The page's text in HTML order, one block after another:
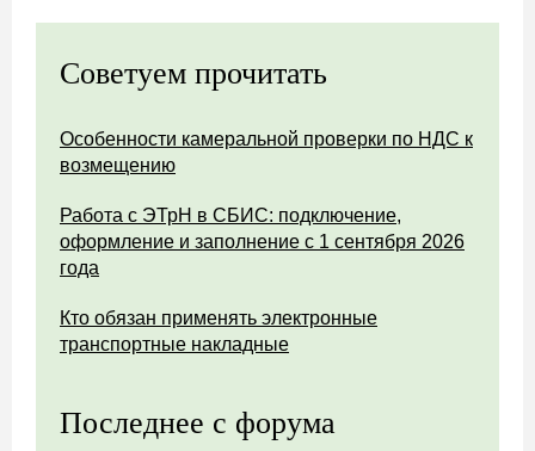
Советуем прочитать
Особенности камеральной проверки по НДС к
возмещению
Работа с ЭТрН в СБИС: подключение,
оформление и заполнение с 1 сентября 2026
года
Кто обязан применять электронные
транспортные накладные
Последнее с форума